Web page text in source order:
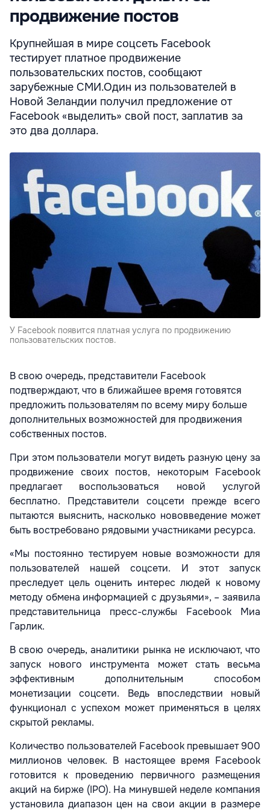
продвижение постов
Крупнейшая в мире соцсеть Facebook
тестирует платное продвижение
пользовательских постов, сообщают
зарубежные СМИ.Один из пользователей в
Новой Зеландии получил предложение от
Facebook «выделить» свой пост, заплатив за
это два доллара.
У Facebook появится платная услуга по продвижению
пользовательских постов.
В свою очередь, представители Facebook
подтверждают, что в ближайшее время готовятся
предложить пользователям по всему миру больше
дополнительных возможностей для продвижения
собственных постов.
При этом пользователи могут видеть разную цену за
продвижение своих постов, некоторым Facebook
предлагает воспользоваться новой услугой
бесплатно. Представители соцсети прежде всего
пытаются выяснить, насколько нововведение может
быть востребовано рядовыми участниками ресурса.
«Мы постоянно тестируем новые возможности для
пользователей нашей соцсети. И этот запуск
преследует цель оценить интерес людей к новому
методу обмена информацией с друзьями», – заявила
представительница пресс-службы Facebook Миа
Гарлик.
В свою очередь, аналитики рынка не исключают, что
запуск нового инструмента может стать весьма
эффективным дополнительным способом
монетизации соцсети. Ведь впоследствии новый
функционал с успехом может применяться в целях
скрытой рекламы.
Количество пользователей Facebook превышает 900
миллионов человек. В настоящее время Facebook
готовится к проведению первичного размещения
акций на бирже (IPO). На минувшей неделе компания
установила диапазон цен на свои акции в размере